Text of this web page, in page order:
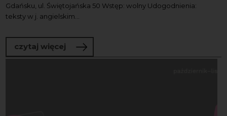
Gdańsku, ul. Świętojańska 50 Wstęp: wolny Udogodnienia:
teksty w j. angielskim...
czytaj więcej o Gdańsk Press Photo 2025 |